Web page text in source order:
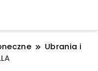
Ubrania i